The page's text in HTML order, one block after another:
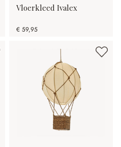
Vloerkleed Ivalex
€ 59,95